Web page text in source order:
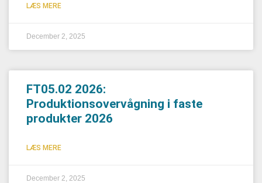
LÆS MERE
December 2, 2025
FT05.02 2026:
Produktionsovervågning i faste
produkter 2026
LÆS MERE
December 2, 2025